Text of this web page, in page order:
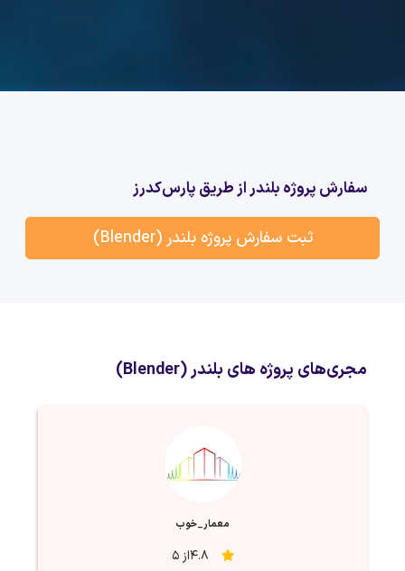
سفارش پروژه بلندر از طریق پارس‌کدرز
ثبت سفارش پروژه بلندر (Blender)
مجری‌های پروژه های بلندر (Blender)
معمار_خوب
4.8از 5